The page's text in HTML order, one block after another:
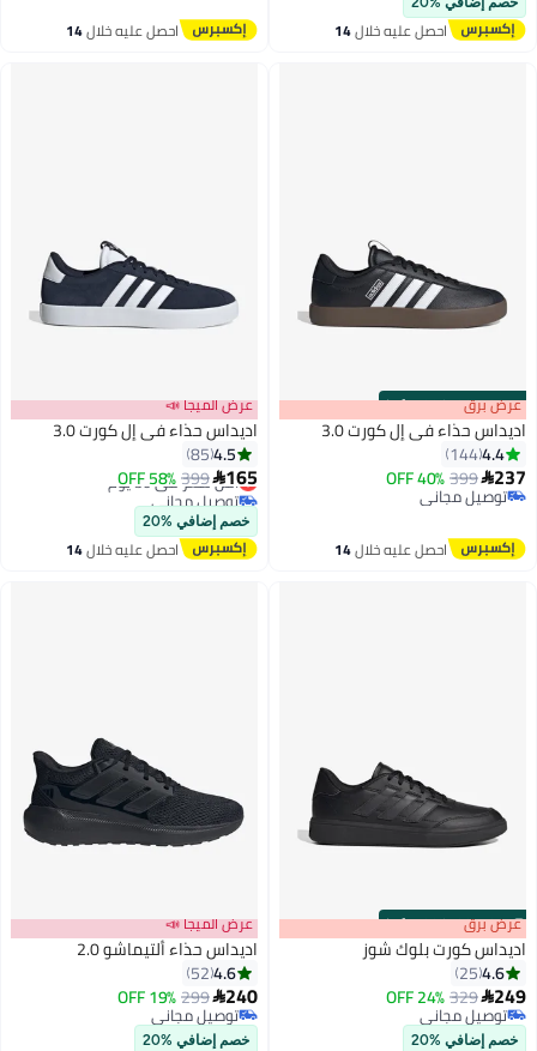
احصل عليه خلال14
أقل سعر في السنة
احصل عليه خلال14
00m:00s
·
100% Left عرض برق
اديداس حذاء في إل كورت 3.0
4.4
144
237
399
40% OFF
توصيل مجاني
توصيل مجاني
احصل عليه خلال14
عرض الميجا 📣
اديداس حذاء في إل كورت 3.0
4.5
85
165
399
58% OFF
أقل سعر في 30 يوم
توصيل مجاني
أقل سعر في 30 يوم
خصم إضافي %20
احصل عليه خلال14
00m:00s
·
100% Left عرض برق
اديداس كورت بلوك شوز
4.6
25
249
329
24% OFF
توصيل مجاني
توصيل مجاني
خصم إضافي %20
عرض الميجا 📣
اديداس حذاء ألتيماشو 2.0
4.6
52
240
299
19% OFF
توصيل مجاني
توصيل مجاني
خصم إضافي %20